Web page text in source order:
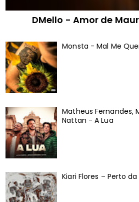
DMello - Amor de
Monsta - Mal Me
Matheus Fernandes,
Nattan - A Lua
Kiari Flores – Perto da